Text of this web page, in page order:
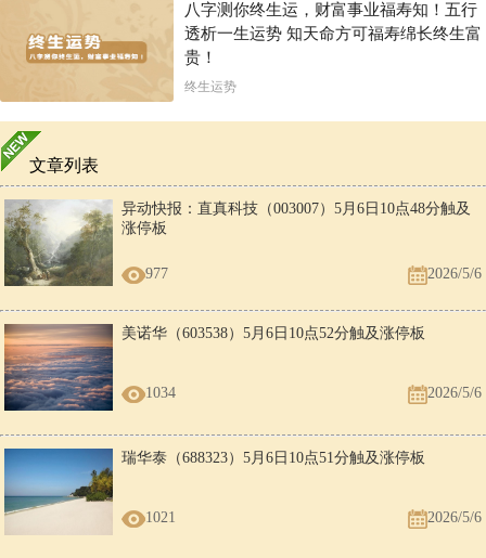
八字测你终生运，财富事业福寿知！五行
透析一生运势 知天命方可福寿绵长终生富
贵！
终生运势
文章列表
异动快报：直真科技（003007）5月6日10点48分触及
涨停板
977 2026/5/6
美诺华（603538）5月6日10点52分触及涨停板
1034 2026/5/6
瑞华泰（688323）5月6日10点51分触及涨停板
1021 2026/5/6